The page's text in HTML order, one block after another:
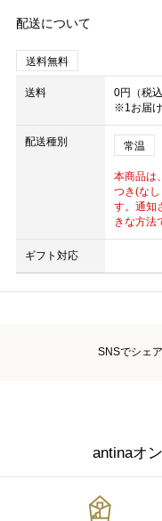
配送について
送料無料
送料
0円（税込
※1お届
配送種別 常温
本商品は
つき(な
す。通知
きな方法
ギフト対応
SNSでシェ
antinaオ